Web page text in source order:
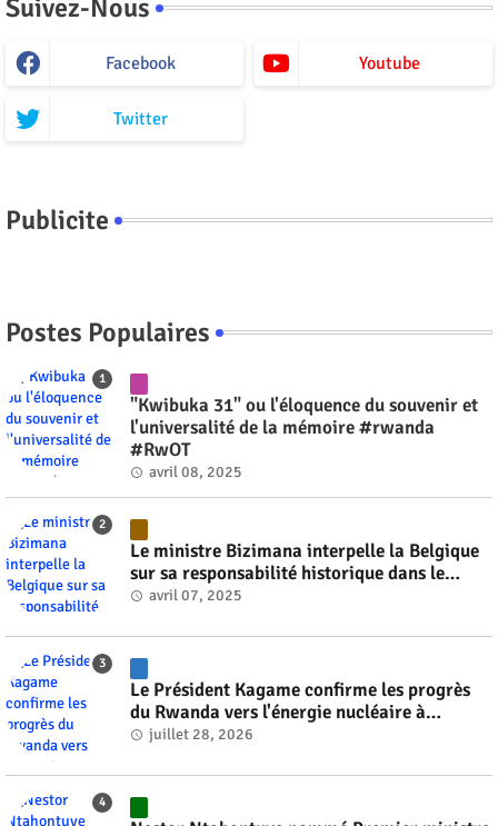
Suivez-Nous
Facebook Youtube
Twitter
Publicite
Postes Populaires
"Kwibuka 31" ou l'éloquence du souvenir et
l'universalité de la mémoire #rwanda
#RwOT
avril 08, 2025
Le ministre Bizimana interpelle la Belgique
sur sa responsabilité historique dans le
génocide #rwanda #RwOT
avril 07, 2025
Le Président Kagame confirme les progrès
du Rwanda vers l'énergie nucléaire à
l'horizon 2030 #rwanda #RwOT
juillet 28, 2026